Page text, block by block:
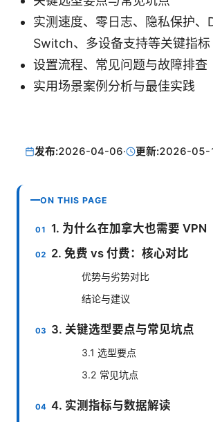
实测速度、零日志、隐私保护、
Switch、多设备支持等关键指标
设置流程、常见问题与故障排查
实用场景案例分析与最佳实践
发布:2026-04-06· 更新:2026-05-
ON THIS PAGE
1. 为什么在加拿大也需要 VPN
2. 免费 vs 付费：核心对比
优势与劣势对比
结论与建议
3. 关键选型要点与常见坑点
3.1 选型要点
3.2 常见坑点
4. 实测指标与数据解读